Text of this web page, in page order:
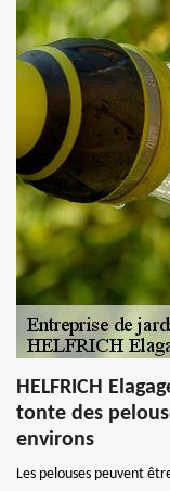
HELFRICH
tonte des
environs
Les pelouses peuvent